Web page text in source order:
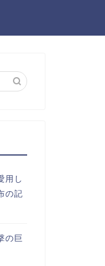
用し
の記
の巨